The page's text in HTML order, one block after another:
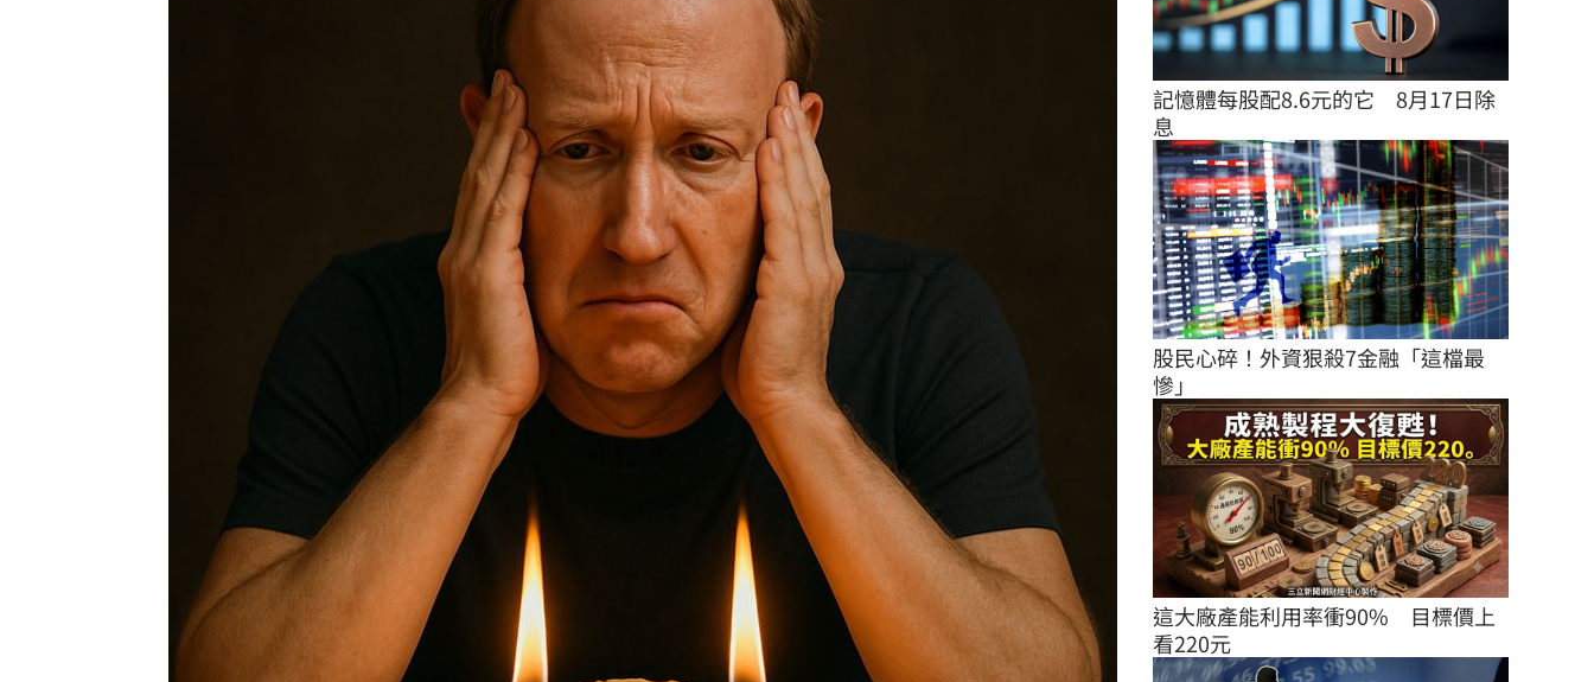
記憶體每股配8.6元的它　8月17日除
息
股民心碎！外資狠殺7金融「這檔最
慘」
這大廠產能利用率衝90%　目標價上
看220元